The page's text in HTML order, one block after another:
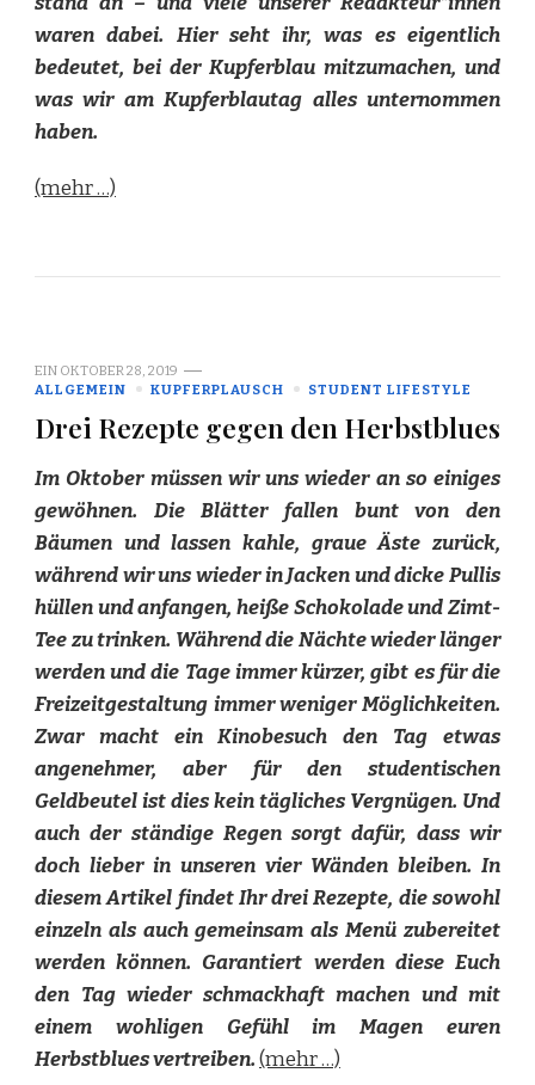
waren dabei. Hier seht ihr, was es eigentlich
bedeutet, bei der Kupferblau mitzumachen, und
was wir am Kupferblautag alles unternommen
haben.
(mehr …)
EIN OKTOBER 28, 2019
ALLGEMEIN
KUPFERPLAUSCH STUDENT LIFESTYLE
Drei Rezepte gegen den Herbstblues
Im Oktober müssen wir uns wieder an so einiges
gewöhnen. Die Blätter fallen bunt von den
Bäumen und lassen kahle, graue Äste zurück,
während wir uns wieder in Jacken und dicke Pullis
hüllen und anfangen, heiße Schokolade und Zimt-
Tee zu trinken. Während die Nächte wieder länger
werden und die Tage immer kürzer, gibt es für die
Freizeitgestaltung immer weniger Möglichkeiten.
Zwar macht ein Kinobesuch den Tag etwas
angenehmer, aber für den studentischen
Geldbeutel ist dies kein tägliches Vergnügen. Und
auch der ständige Regen sorgt dafür, dass wir
doch lieber in unseren vier Wänden bleiben. In
diesem Artikel findet Ihr drei Rezepte, die sowohl
einzeln als auch gemeinsam als Menü zubereitet
werden können. Garantiert werden diese Euch
den Tag wieder schmackhaft machen und mit
einem wohligen Gefühl im Magen euren
Herbstblues vertreiben.(mehr …)